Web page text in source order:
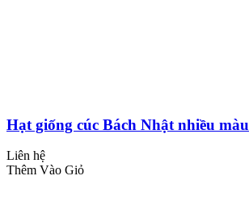
Hạt giống cúc Bách Nhật nhiều màu
Liên hệ
Thêm Vào Giỏ